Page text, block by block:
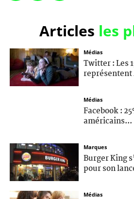
Articles les
Médias
Twitter : Les
représentent
Médias
Facebook :
américains...
Marques
Burger King
pour son
Médias